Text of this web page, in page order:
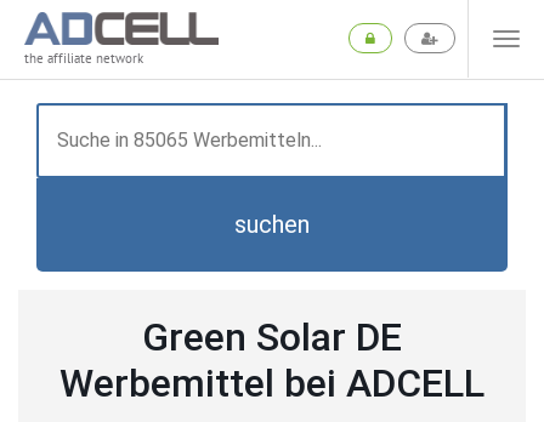
the affiliate network
suchen
Green Solar DE
Werbemittel bei ADCELL